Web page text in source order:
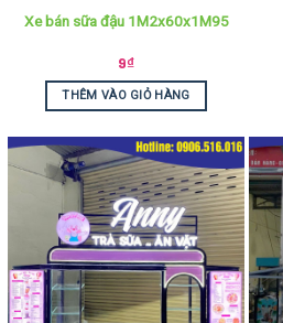
Xe bán sữa đậu 1M2x60x1M95
9₫
THÊM VÀO GIỎ HÀNG